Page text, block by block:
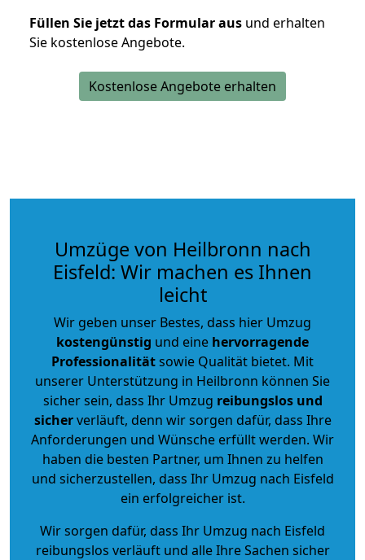
Füllen Sie jetzt das Formular aus und erhalten
Sie kostenlose Angebote.
Kostenlose Angebote erhalten
Umzüge von Heilbronn nach
Eisfeld: Wir machen es Ihnen
leicht
Wir geben unser Bestes, dass hier Umzug
kostengünstig und eine hervorragende
Professionalitätsowie Qualität bietet. Mit
unserer Unterstützung in Heilbronn können Sie
sicher sein, dass Ihr Umzug reibungslos und
sicherverläuft, denn wir sorgen dafür, dass Ihre
Anforderungen und Wünsche erfüllt werden. Wir
haben die besten Partner, um Ihnen zu helfen
und sicherzustellen, dass Ihr Umzug nach Eisfeld
ein erfolgreicher ist.
Wir sorgen dafür, dass Ihr Umzug nach Eisfeld
reibungslos verläuft und alle Ihre Sachen sicher